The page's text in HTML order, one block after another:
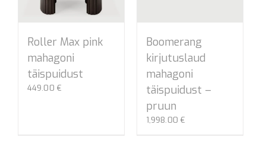
Roller Max pink
mahagoni
täispuidust
449.00 €
Boomerang
kirjutuslaud
mahagoni
täispuidust –
pruun
1,998.00 €